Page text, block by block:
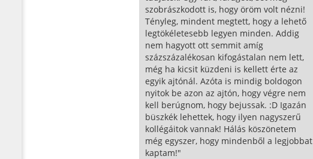
szobrászkodott is, hogy öröm volt nézni!
Tényleg, mindent megtett, hogy a lehető
legtökéletesebb legyen minden. Addig
nem hagyott ott semmit amíg
százszázalékosan kifogástalan nem lett,
még ha kicsit küzdeni is kellett érte az
egyik ajtónál. Azóta is mindig boldogon
nyitok be azon az ajtón, hogy végre nem
kell berúgnom, hogy bejussak. :D Igazán
büszkék lehettek, hogy ilyen nagyszerű
kollégáitok vannak! Hálás köszönetem
még egyszer, hogy mindenből a legjobbat
kaptam!"